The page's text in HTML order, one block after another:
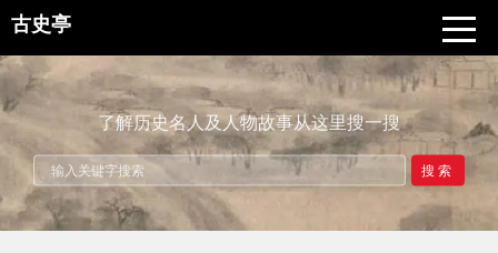
古史亭
了解历史名人及人物故事从这里搜一搜
搜索